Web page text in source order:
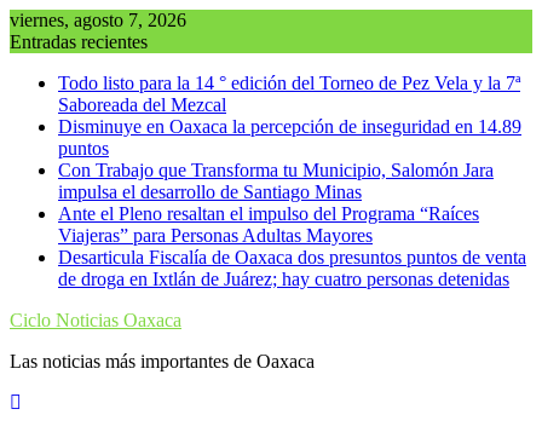
Saltar
al
viernes, agosto 7, 2026
Entradas recientes
Todo listo para la 14 ° edición del Torneo de Pez Vela y la 7ª
Saboreada del Mezcal
Disminuye en Oaxaca la percepción de inseguridad en 14.89
puntos
Con Trabajo que Transforma tu Municipio, Salomón Jara
impulsa el desarrollo de Santiago Minas
Ante el Pleno resaltan el impulso del Programa “Raíces
Viajeras” para Personas Adultas Mayores
Desarticula Fiscalía de Oaxaca dos presuntos puntos de venta
de droga en Ixtlán de Juárez; hay cuatro personas detenidas
Ciclo Noticias Oaxaca
Las noticias más importantes de Oaxaca